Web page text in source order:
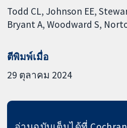
Todd CL Johnson EE
Bryant A Woodward S
ตีพิมพ์เมื่อ
29 ตุลาคม 2024